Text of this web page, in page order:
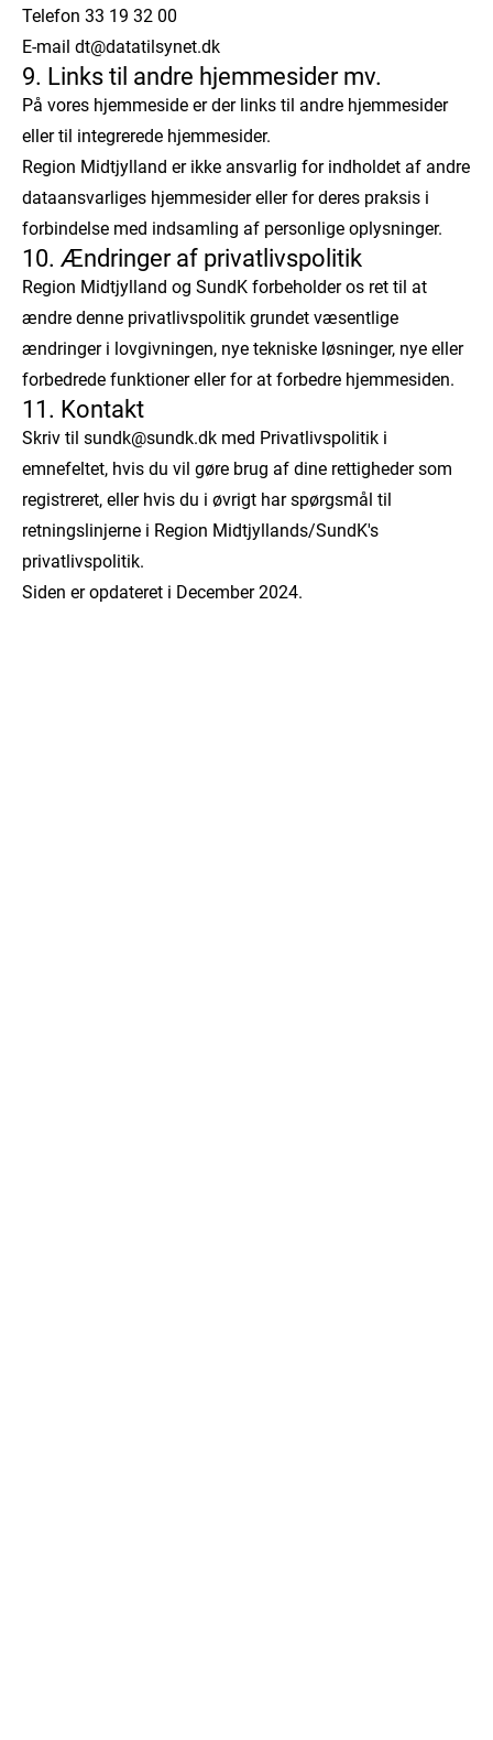
Telefon 33 19 32 00
E-mail dt@datatilsynet.dk
9. Links til andre hjemmesider mv.
På vores hjemmeside er der links til andre hjemmesider
eller til integrerede hjemmesider.
Region Midtjylland er ikke ansvarlig for indholdet af andre
dataansvarliges hjemmesider eller for deres praksis i
forbindelse med indsamling af personlige oplysninger.
10. Ændringer af privatlivspolitik
Region Midtjylland og SundK forbeholder os ret til at
ændre denne privatlivspolitik grundet væsentlige
ændringer i lovgivningen, nye tekniske løsninger, nye eller
forbedrede funktioner eller for at forbedre hjemmesiden.
11. Kontakt
Skriv til sundk@sundk.dk med Privatlivspolitik i
emnefeltet, hvis du vil gøre brug af dine rettigheder som
registreret, eller hvis du i øvrigt har spørgsmål til
retningslinjerne i Region Midtjyllands/SundK's
privatlivspolitik.
Siden er opdateret i December 2024.